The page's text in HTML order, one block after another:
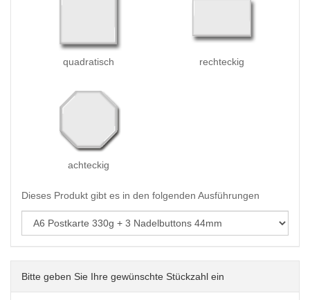
quadratisch rechteckig
achteckig
Dieses Produkt gibt es in den folgenden Ausführungen
Bitte geben Sie Ihre gewünschte Stückzahl ein